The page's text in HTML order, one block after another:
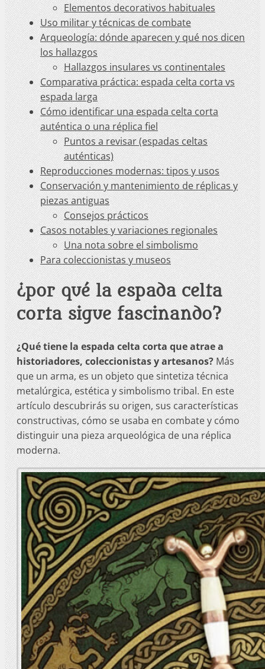
Elementos decorativos habituales
Uso militar y técnicas de combate
Arqueología: dónde aparecen y qué nos dicen
los hallazgos
Hallazgos insulares vs continentales
Comparativa práctica: espada celta corta vs
espada larga
Cómo identificar una espada celta corta
auténtica o una réplica fiel
Puntos a revisar (espadas celtas
auténticas)
Reproducciones modernas: tipos y usos
Conservación y mantenimiento de réplicas y
piezas antiguas
Consejos prácticos
Casos notables y variaciones regionales
Una nota sobre el simbolismo
Para coleccionistas y museos
¿por qué la espada celta
corta sigue fascinando?
¿Qué tiene la espada celta corta que atrae a
historiadores, coleccionistas y artesanos?Más
que un arma, es un objeto que sintetiza técnica
metalúrgica, estética y simbolismo tribal. En este
artículo descubrirás su origen, sus características
constructivas, cómo se usaba en combate y cómo
distinguir una pieza arqueológica de una réplica
moderna.